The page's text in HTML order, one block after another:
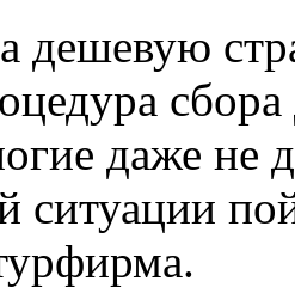
дешевую
даже не
ситуации